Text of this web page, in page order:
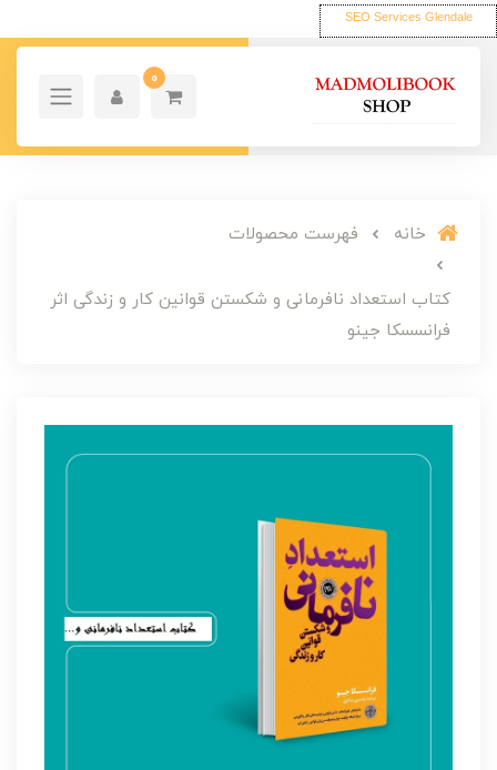
SEO Services Glendale
0
خانه فهرست محصولات
کتاب استعداد نافرمانی و شکستن قوانین کار و زندگی اثر
فرانسسکا جینو